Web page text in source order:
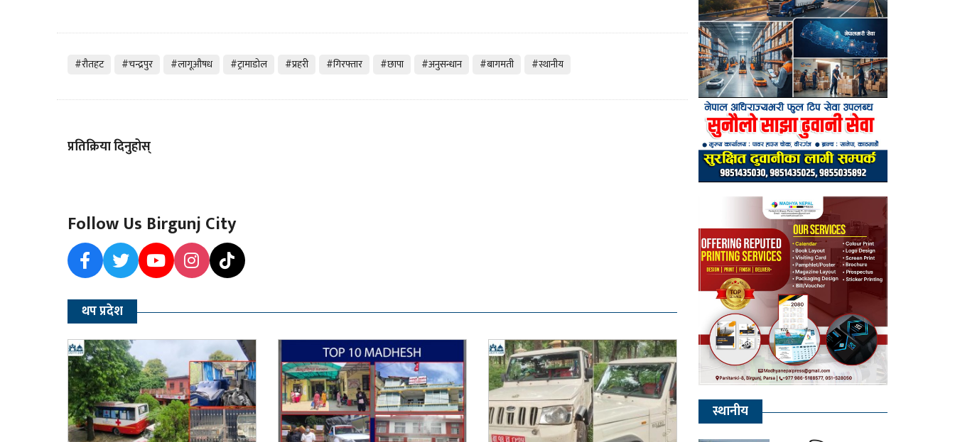
#रौतहट #चन्द्रपुर #लागूऔषध #ट्रामाडोल #प्रहरी #गिरफ्तार #छापा #अनुसन्धान #बागमती #स्थानीय
प्रतिक्रिया दिनुहोस्
Follow Us Birgunj City
थप प्रदेश
स्थानीय